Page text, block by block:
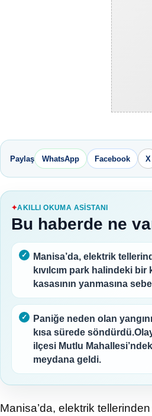
Paylaş WhatsApp Facebook X
AKILLI OKUMA ASISTANI
Bu haberde ne
Manisa’da, elektrik
kıvılcım park halindeki
kasasının yanmasına
Paniğe neden olan
kısa sürede
ilçesi Mutlu
meydana geldi.
Manisa’da, elektrik